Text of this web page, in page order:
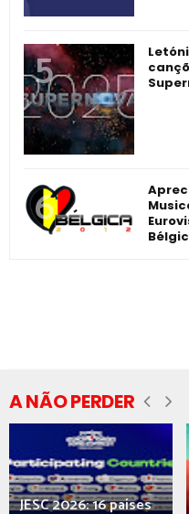
A NÃO PERDER
JESC 2026: 16 países